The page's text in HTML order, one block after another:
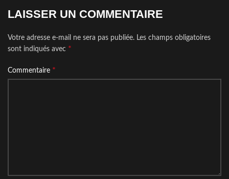
LAISSER UN COMMENTAIRE
Votre adresse e-mail ne sera pas publiée. Les champs obligatoires
sont indiqués avec *
Commentaire *